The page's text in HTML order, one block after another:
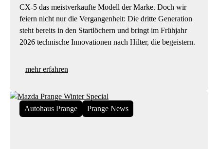
CX-5 das meistverkaufte Modell der Marke. Doch wir
feiern nicht nur die Vergangenheit: Die dritte Generation
steht bereits in den Startlöchern und bringt im Frühjahr
2026 technische Innovationen nach Hilter, die begeistern.
mehr erfahren
Autohaus Prange Prange News